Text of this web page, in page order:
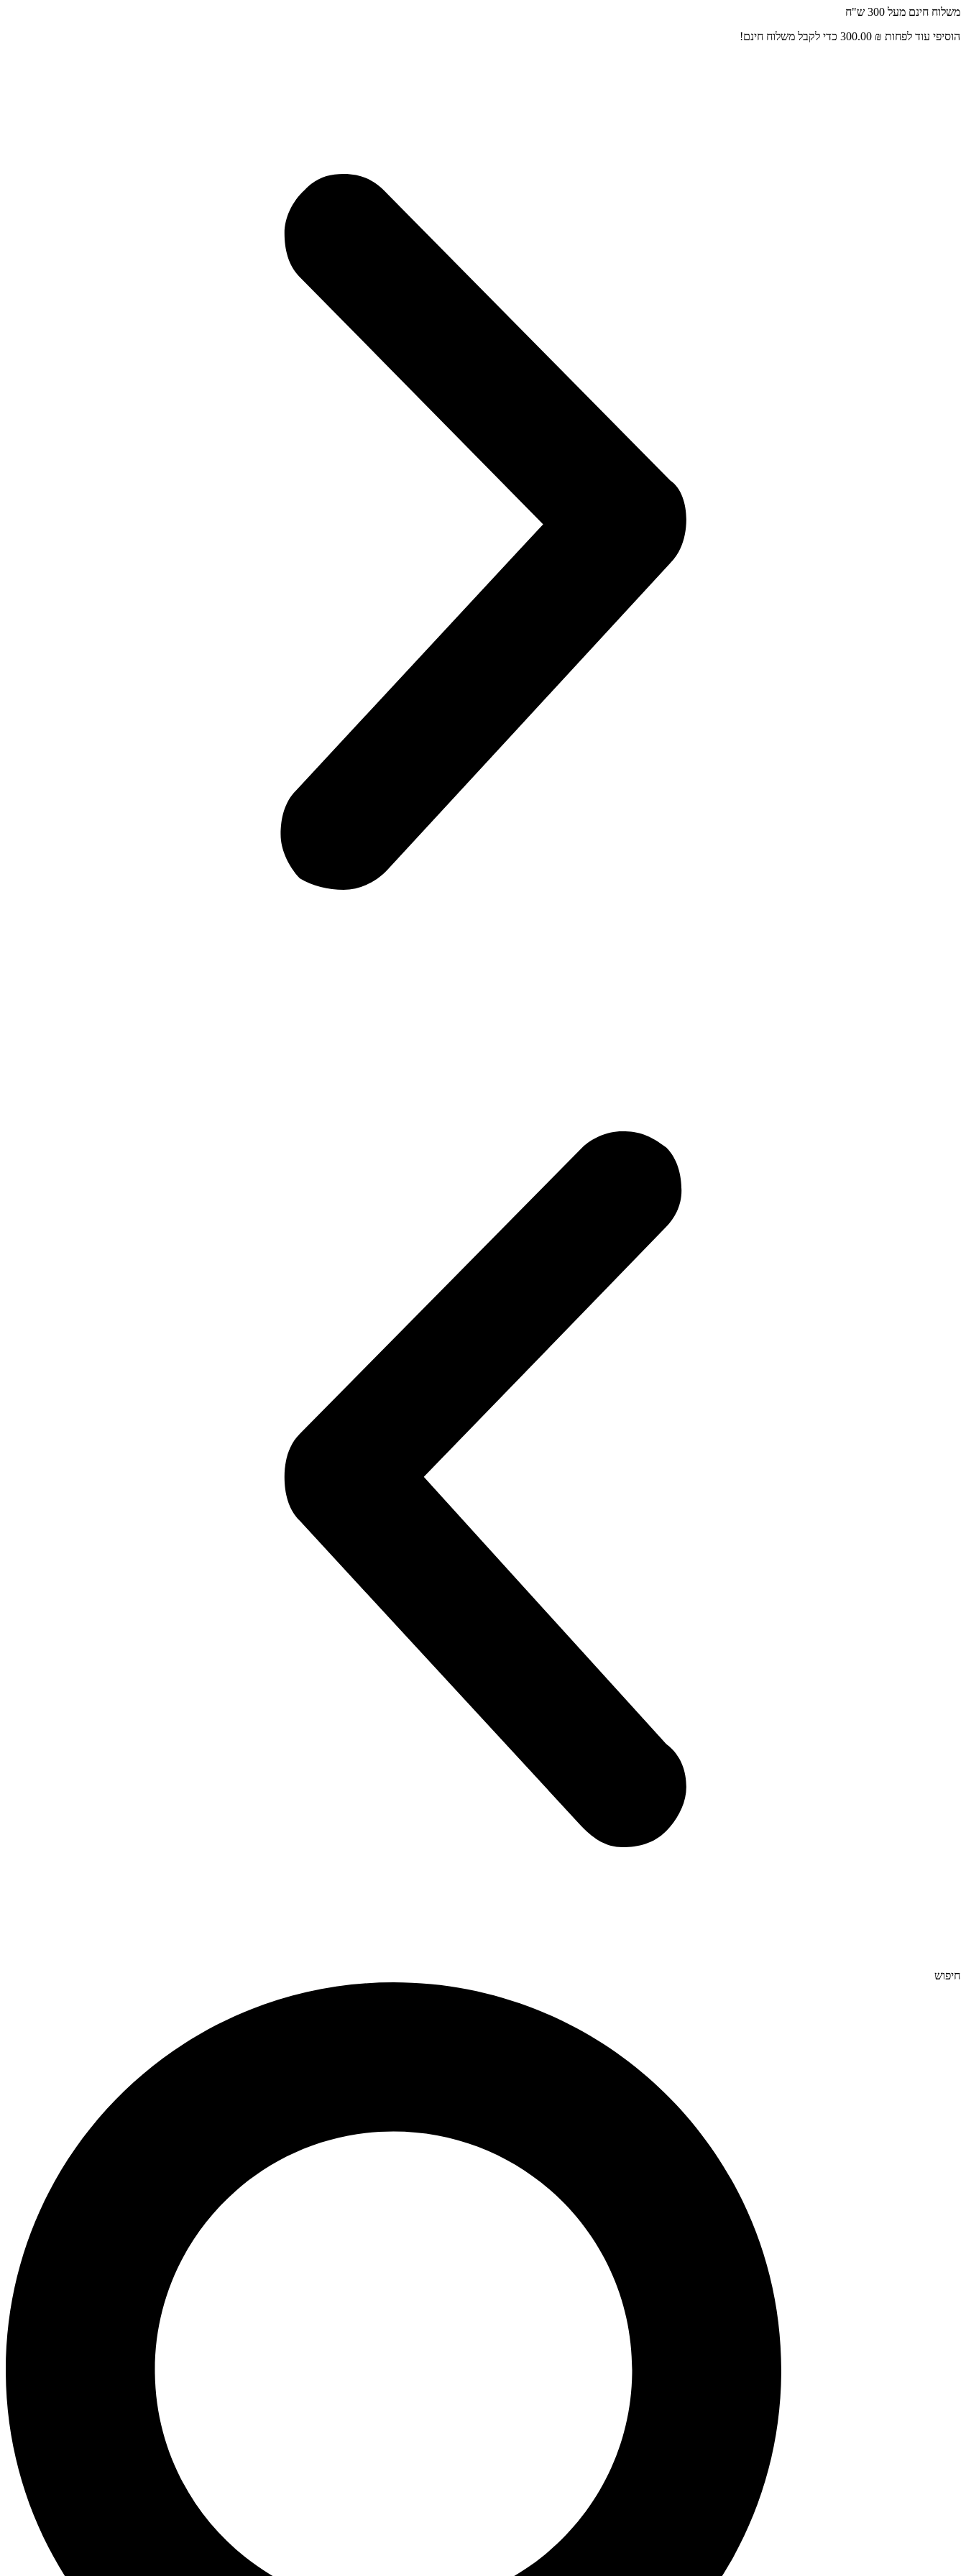
דלג
משלוח חינם מעל 300 ש"ח
הוסיפי עוד לפחות
300.00 ₪ כדי לקבל משלוח חינם!
חיפוש